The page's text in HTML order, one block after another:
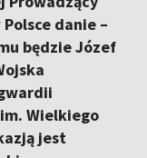
danie –
będzie Józef
Wielkiego
jest